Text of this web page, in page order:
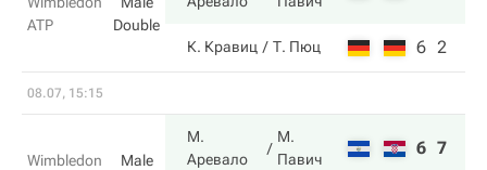
ATP
Double
К. Кравиц Т. Пюц 6 2
08.07, 15:15
Wimbledon
Male
М.
Аревало
М.
Павич
6 7